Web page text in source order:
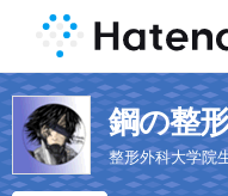
鋼の整
整形外科大学院